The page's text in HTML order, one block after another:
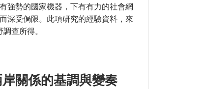
強勢的國家機器，下有有力的社會網
深受侷限。此項研究的經驗資料，來
查所得。
關係的基調與變奏